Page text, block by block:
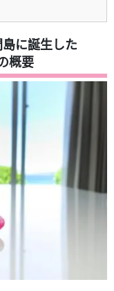
げる落ち着いた部屋
付きの特別室
（FAQ）
に誕生した
概要